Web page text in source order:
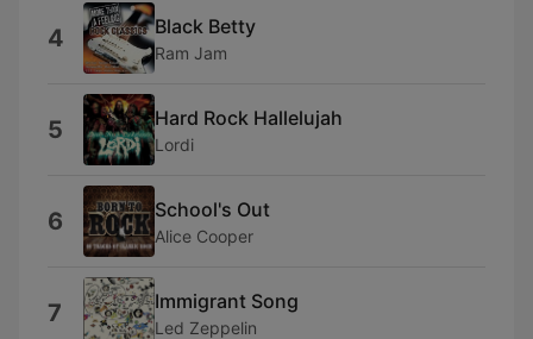
4 Black Betty
Ram Jam
5 Hard Rock Hallelujah
Lordi
6 School's Out
Alice Cooper
7 Immigrant Song
Led Zeppelin